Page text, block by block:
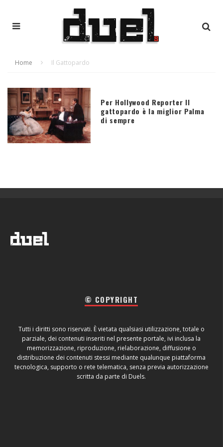
Home Il Gattopardo
Per Hollywood Reporter Il
gattopardo è la miglior Palma
di sempre
© COPYRIGHT
Tutti i diritti sono riservati. È vietata qualsiasi utilizzazione, totale o
parziale, dei contenuti inseriti nel presente portale, ivi inclusa la
memorizzazione, riproduzione, rielaborazione, diffusione o
distribuzione dei contenuti stessi mediante qualunque piattaforma
tecnologica, supporto o rete telematica, senza previa autorizzazione
scritta da parte di Duels.